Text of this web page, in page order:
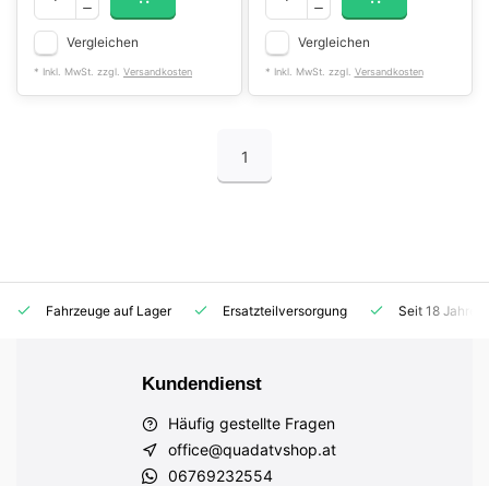
Vergleichen
* Inkl. MwSt. zzgl. Versandkosten
Vergleichen
* Inkl. MwSt. zzgl. Versandkosten
1
Fahrzeuge auf Lager Ersatzteilversorgung Seit 18
Kundendienst
Häufig gestellte Fragen
office@quadatvshop.at
06769232554